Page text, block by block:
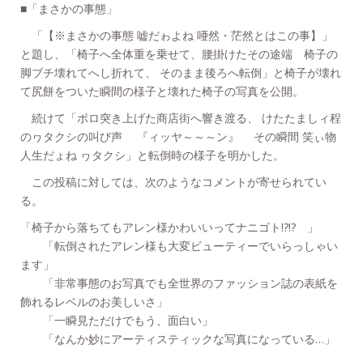
■「まさかの事態」
「【※まさかの事態 嘘だゎよね 唖然・茫然とはこの事】」
と題し、「椅子へ全体重を乗せて、腰掛けたその途端 椅子の
脚ブチ壊れてへし折れて、 そのまま後ろへ転倒」と椅子が壊れ
て尻餅をついた瞬間の様子と壊れた椅子の写真を公開。
続けて「ボロ突き上げた商店街へ響き渡る、 けたたましィ程
のヮタクシの叫び声 『ィッヤ～～～ン』 その瞬間 笑ぃ物
人生だょね ヮタクシ」と転倒時の様子を明かした。
この投稿に対しては、次のようなコメントが寄せられてい
る。
「椅子から落ちてもアレン様かわいいってナニゴト!?!? 」
「転倒されたアレン様も大変ビューティーでいらっしゃい
ます」
「非常事態のお写真でも全世界のファッション誌の表紙を
飾れるレベルのお美しいさ」
「一瞬見ただけでもう、面白い」
「なんか妙にアーティスティックな写真になっている…」